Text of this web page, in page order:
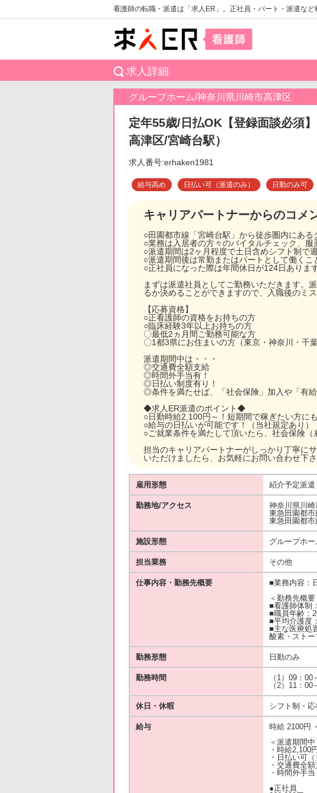
看護師の転職・派遣は「求人ER」。正社員・パート・派遣など
求人詳細
グループホーム/神奈川県川崎市高津区
定年55歳/日払OK【登録面談必須
高津区/宮崎台駅）
求人番号:erhaken1981
給与高め 日払い可（派遣のみ） 日勤のみ可
キャリアパートナーからのコメ
○田園都市線「宮崎台駅」から徒歩圏内にある
○業務は入居者の方々のバイタルチェック、服
○派遣期間は2ヶ月程度で土日含めシフト制で
○派遣期間後は常勤またはパートとして働くこ
○正社員になった際は年間休日が124日ありま
まずは派遣社員としてご勤務いただきます。
るか決めることができますので、入職後のミ
【応募資格】
○正看護師の資格をお持ちの方
○臨床経験3年以上お持ちの方
〇最低2ヵ月間ご勤務可能な方
〇1都3県にお住まいの方（東京・神奈川・千葉
派遣期間中は・・・
◎交通費全額支給
◎時間外手当有！
◎日払い制度有り！
◎条件を満たせば、「社会保険」加入や「有給
◆求人ER派遣のポイント◆
○日勤時給2,100円～！短期間で稼ぎたい方に
○給与の日払いが可能です！（当社規定あり）
○ご就業条件を満たして頂いたら、社会保険
担当のキャリアパートナーがしっかり丁寧に
いただけましたら、お気軽にお問い合わせ下さ
雇用形態 紹介予定派遣
勤務地/アクセス
神奈川県川
東急田園都
東急田園都
施設形態 グループホー
担当業務 その他
仕事内容・勤務先概要
■業務内容：
＜勤務先概要
■看護師体制
■職員年齢：
■平均介護度
■主な医療処
酸素・スト
勤務形態 日勤のみ
勤務時間
（1）09：00
（2）11：00
休日・休暇 シフト制・応
給与
時給 2100円
＜派遣期間中
・時給2,100円
・日払い可
・交通費全
・時間外手
●正社員